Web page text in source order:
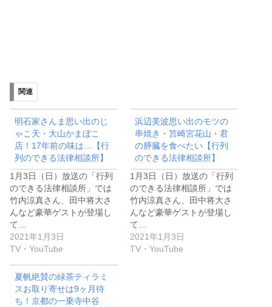
関連
明石家さんま思い出のじ
ゃこ天・大山かまぼこ
店！17年前の味は…【行
列のできる法律相談所】
1月3日（日）放送の「行列
のできる法律相談所」では
竹内涼真さん、田中将大さ
んなど豪華ゲストが登場し
て…
2021年1月3日
TV・YouTube
浜辺美波思い出のモツの
串焼き・筥崎宮花山・君
の膵臓を食べたい【行列
のできる法律相談所】
1月3日（日）放送の「行列
のできる法律相談所」では
竹内涼真さん、田中将大さ
んなど豪華ゲストが登場し
て…
2021年1月3日
TV・YouTube
夏帆絶賛の緑茶ティラミ
スお取り寄せは9ヶ月待
ち！京都の一乗寺中谷